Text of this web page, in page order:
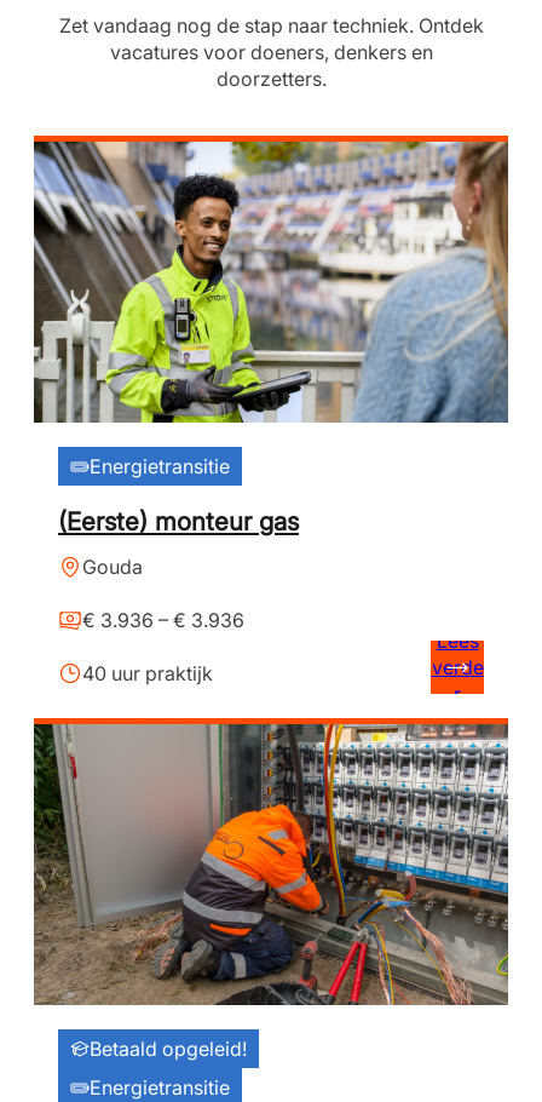
Zet vandaag nog de stap naar techniek. Ontdek
vacatures voor doeners, denkers en
doorzetters.
Energietransitie
(Eerste) monteur gas
Gouda
€ 3.936 – € 3.936
40 uur praktijk
Lees
verde
r
Betaald opgeleid!
Energietransitie